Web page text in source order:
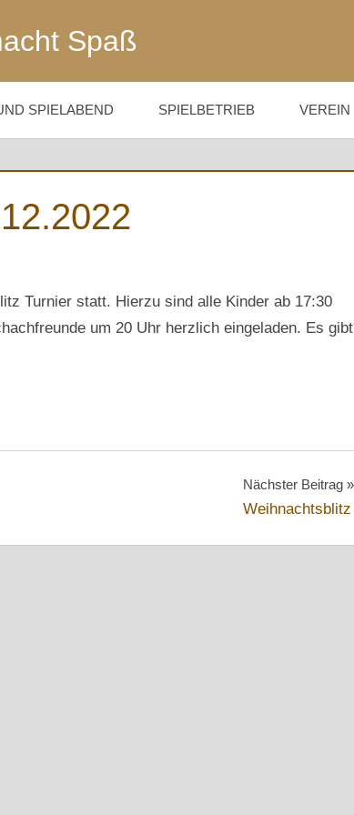
Spaß
SPIELABEND SPIELBETRIEB VEREIN
Turnier statt. Hierzu sind alle Kinder ab 17:30
um 20 Uhr herzlich eingeladen. Es gibt
Nächster Beitrag
Weihnachtsblitz